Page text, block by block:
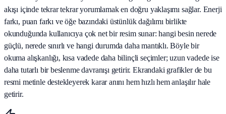
akışı içinde tekrar tekrar yorumlamak en doğru yaklaşımı sağlar. Enerji
farkı, puan farkı ve öğe bazındaki üstünlük dağılımı birlikte
okunduğunda kullanıcıya çok net bir resim sunar: hangi besin nerede
güçlü, nerede sınırlı ve hangi durumda daha mantıklı. Böyle bir
okuma alışkanlığı, kısa vadede daha bilinçli seçimler; uzun vadede ise
daha tutarlı bir beslenme davranışı getirir. Ekrandaki grafikler de bu
resmi metinle destekleyerek karar anını hem hızlı hem anlaşılır hale
getirir.